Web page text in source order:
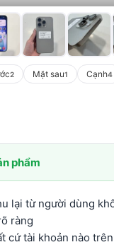
2 Mặt sau1 Cạnh4
phẩm
lại từ người dùng
ràng
cứ tài khoản nào